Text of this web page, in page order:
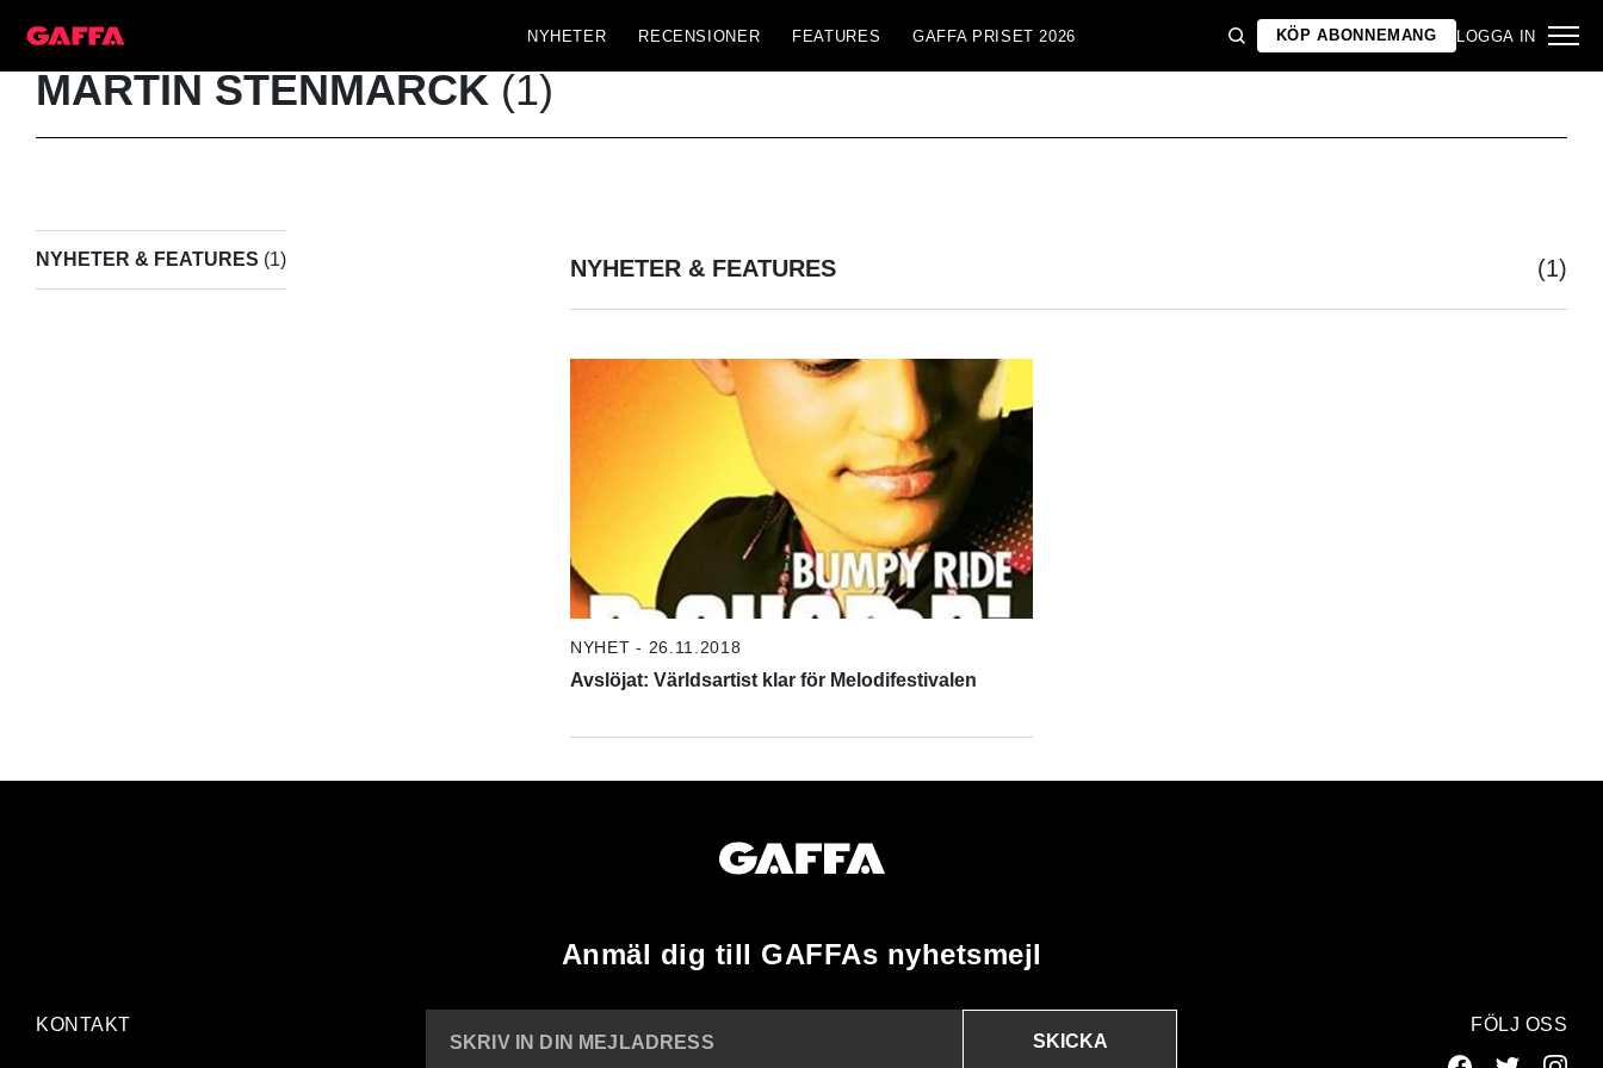
NYHETER RECENSIONER FEATURES GAFFA PRISET 2026 KÖP ABONNEMANG LOGGA IN
MARTIN STENMARCK (1)
NYHETER & FEATURES (1) NYHETER & FEATURES (1)
NYHET - 26.11.2018
Avslöjat: Världsartist klar för Melodifestivalen
Anmäl dig till GAFFAs nyhetsmejl
KONTAKT
SKRIV IN DIN MEJLADRESS
SKICKA
FÖLJ OSS